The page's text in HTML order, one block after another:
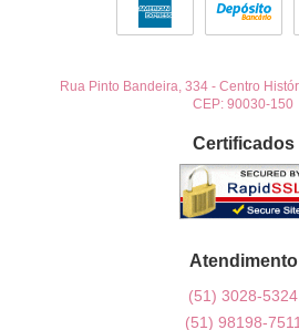
Rua Pinto Bandeira, 334- Centro
CEP: 90030-150
Certificados
Atendimento
(51) 3028-5324
(51) 98198-7511